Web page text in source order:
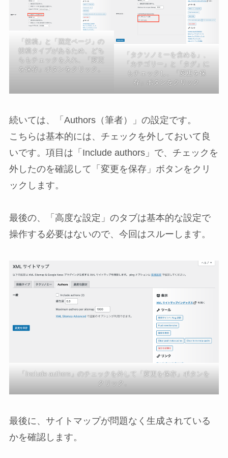
「投稿」と「固定ページ」の
投稿タイプがあるため、どち
らもチェックを入れ、「変更
を保存」ボタンをクリック。
「タクソノミーを含める」、
「カテゴリー」と「タグ」に
もチェックし、「変更を保
存」ボタンをクリック
続いては、「Authors（筆者）」の設定です。
こちらは基本的には、チェックを外しておいて良
いです。項目は「Include authors」で、チェックを
外したのを確認して「変更を保存」ボタンをクリ
ックします。
最後の、「高度な設定」のタブは基本的な設定で
操作する必要はないので、今回はスルーします。
「Include authors」のチェックを外して「変更を保存」ボタンを
クリック。
最後に、サイトマップが問題なく生成されている
かを確認します。